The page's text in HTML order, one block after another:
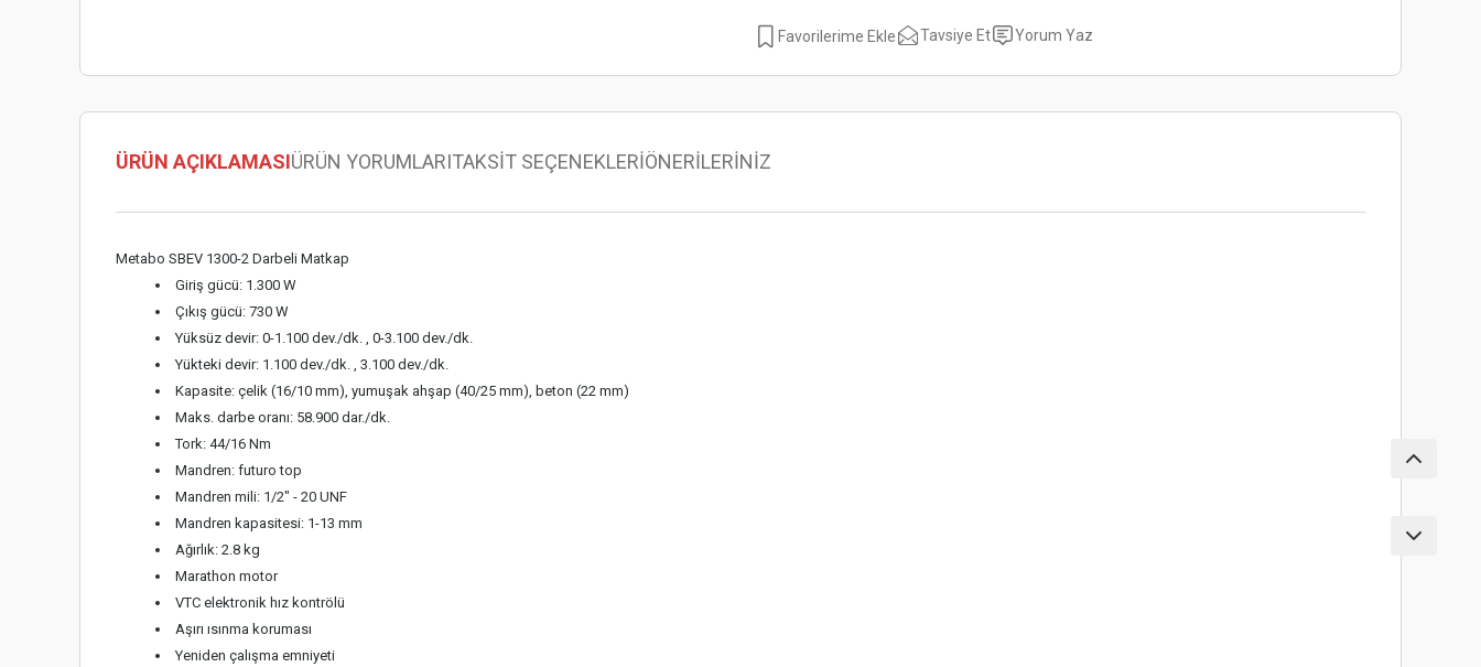
Tavsiye Et Yorum Yaz
ÜRÜN AÇIKLAMASIÜRÜN YORUMLARITAKSİT SEÇENEKLERİÖNERİLERİNİZ
Metabo SBEV 1300-2 Darbeli Matkap
Giriş gücü: 1.300 W
Çıkış gücü: 730 W
Yüksüz devir: 0-1.100 dev./dk. , 0-3.100 dev./dk.
Yükteki devir: 1.100 dev./dk. , 3.100 dev./dk.
Kapasite: çelik (16/10 mm), yumuşak ahşap (40/25 mm), beton (22 mm)
Maks. darbe oranı: 58.900 dar./dk.
Tork: 44/16 Nm
Mandren: futuro top
Mandren mili: 1/2" - 20 UNF
Mandren kapasitesi: 1-13 mm
Ağırlık: 2.8 kg
Marathon motor
VTC elektronik hız kontrölü
Aşırı ısınma koruması
Yeniden çalışma emniyeti